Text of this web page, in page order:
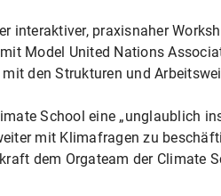
interaktiver, praxisnaher
Model United Nations
den Strukturen und
School eine „unglaublich
mit Klimafragen zu
dem Orgateam der Climate